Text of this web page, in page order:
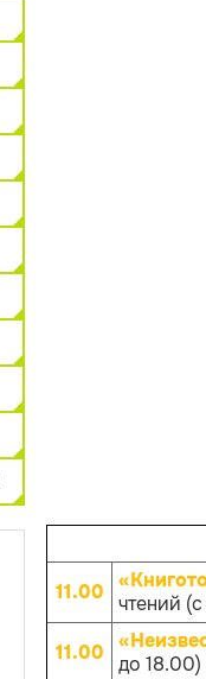
11.00
чтений
11.00
до 18.00)